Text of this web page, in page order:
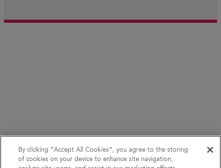
By clicking “Accept All Cookies”, you agree to the storing
of cookies on your device to enhance site navigation,